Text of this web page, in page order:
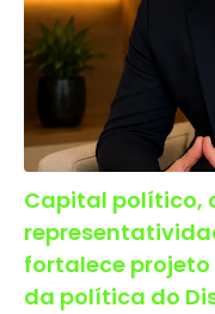
Capital político,
fortalece
da política do